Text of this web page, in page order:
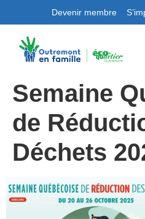
Devenir membre
Semaine
de
Déchets